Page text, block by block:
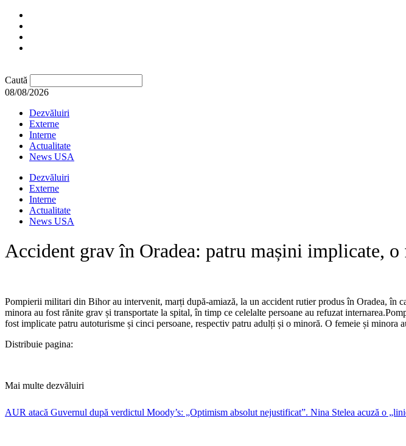
Caută
08/08/2026
Dezvăluiri
Externe
Interne
Actualitate
News USA
Dezvăluiri
Externe
Interne
Actualitate
News USA
Accident grav în Oradea: patru mașini implicate,
Pompierii militari din Bihor au intervenit, marți după-amiază, la un accident rutier produs în Oradea, în
minora au fost rănite grav și transportate la spital, în timp ce celelalte persoane au refuzat
fost implicate patru autoturisme și cinci persoane, respectiv patru adulți și o minoră. O femeie și minora
Distribuie pagina:
Mai multe dezvăluiri
AUR atacă Guvernul după verdictul Moody’s: „Optimism absolut nejustificat”. Nina Stelea acuză o